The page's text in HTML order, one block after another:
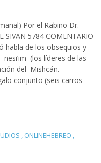
Por el Rabino Dr.
5784 COMENTARIO
habla de los obsequios y
(los líderes de las
del Mishcán.
conjunto (seis carros
, ONLINEHEBREO ,